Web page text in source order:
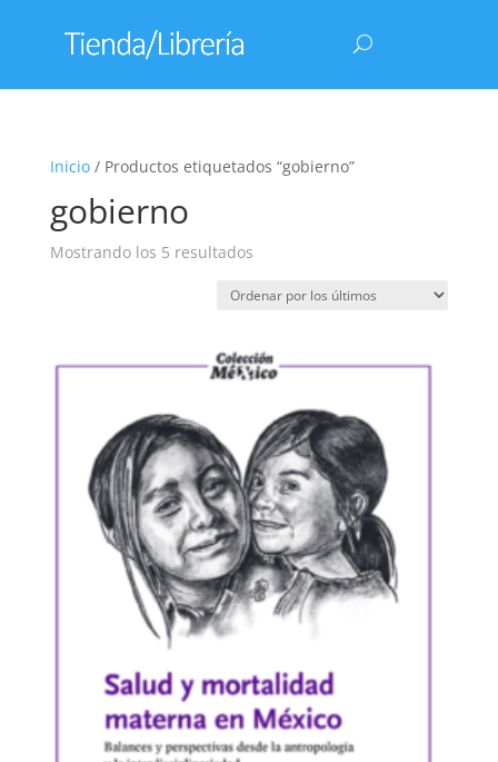
Inicio/ Productos etiquetados “gobierno”
gobierno
Mostrando los 5 resultadosOrdenado
los